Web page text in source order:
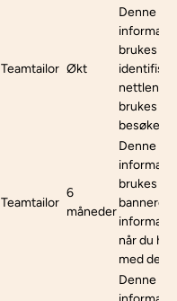
Teamtailor Økt
Denne
brukes til
brukes
Teamtailor
6
måneder
Denne
brukes
banneret
når du
med det.
Denne